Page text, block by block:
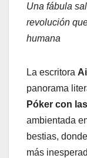
Una fábula
revolución
humana
La escritora
panorama
Póker con
ambientada
bestias,
más